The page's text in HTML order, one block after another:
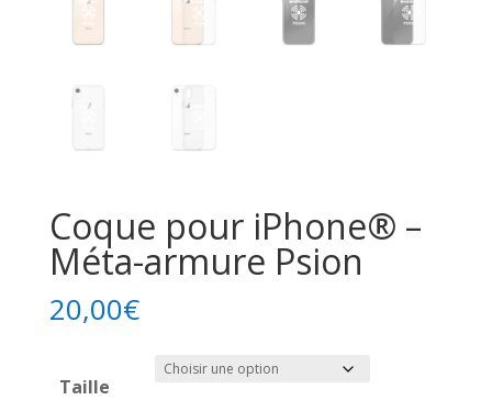
Coque pour iPhone® –
Méta-armure Psion
20,00€
Taille